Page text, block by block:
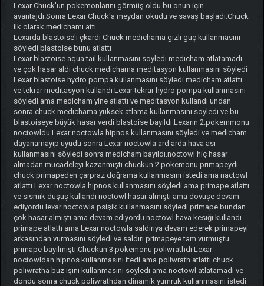
Lexar Chuck'un pokemonlarını görmüş oldu bu onun için
avantajdı.Sonra Lexar Chuck'a meydan okudu ve savaş başladı.Chuck
ilk olarak medichamı attı
Lexarda blastoise'i çkardı Chuck medichama gizli güç kullanmasını
söyledi blastoise bunu atlattı
Lexar blastoise aqua tail kullanmasını söyledi medicham atlatamadı
ve çok hasar aldı chuck medichama meditasyon kullanmasını söyledi
Lexar blastoise hydro pompa kullanmasını söyledi medicham atlattı
ve tekrar meditasyon kullandı Lexar tekrar hydro pompa kullanmasını
söyledi ama medicham yine atlattı ve meditasyon kullandı undan
sonra chuck medichama yüksek atlama kullanmasını söyledi ve bu
blastoiseye büyük hasar verdi blastoise bayıldı.Lexarın 2.pokemmonu
noctowldu Lexar noctowla hipnos kullanmasını söyledi ve medicham
dayanamayıp uyudu sonra Lexar noctowla ard arda hava ası
kullanmasını söyledi sonra medicham bayıldı.noctowl hiç hasar
almadan mücadeleyi kazanmıştı.chuckun 2.pokemonu primapeydi
chuck primapeden çarpraz doğrama kullanmasını istedi ama nactowl
atlattı Lexar noctowla hipnos kullanmasını söyledi ama primape atlattı
ve sismik düşüş kullandı noctowl hasar almıştı ama dövüşe devam
ediyordu lexar noctowla psişik kullanmasını söyledi primape bundan
çok hasar almıştı ama devam ediyordu noctowl hava kesiği kullandı
primape atlattı ama Lexar noctowla saldırıya devam ederek primapeyi
arkasından vurmasını söyledi ve saldırı primapeye tam vurmuştu
primape bayılmıştı.Chuckun 3.pokemonu poliwrathdı Lexar
noctowldan hipnos kullanmasını itedi ama poliwrath atlattı chuck
poliwratha buz ışını kullanmasını söyledi ama noctowl atlatamadı ve
dondu sonra chuck poliwrathdan dinamik yumruk kullanmasını istedi